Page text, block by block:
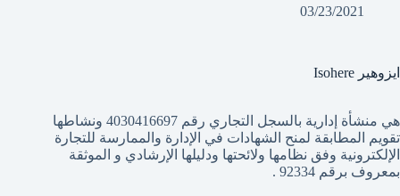
03/23/2021
ايزوهير Isohere
هي منشأة إدارية بالسجل التجاري رقم 4030416697 ونشاطها
تقويم المطابقة لمنح الشهادات في الإدارة والممارسة للتجارة
الإلكترونية وفق نظامها ولائحتها ودليلها الإرشادي و الموثقة
بمعروف برقم 92334 .